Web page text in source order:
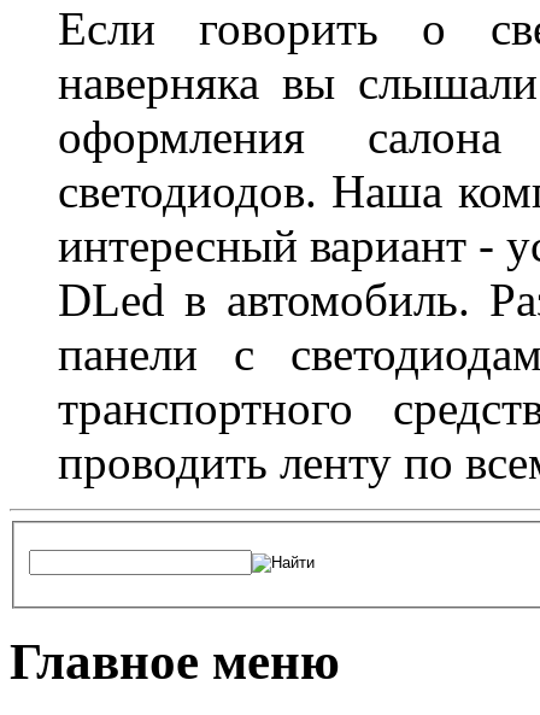
Если говорить о
наверняка вы
оформления
светодиодов. Наша
интересный вариант -
DLed в автомобиль.
панели с
транспортного
проводить ленту по
Главное меню